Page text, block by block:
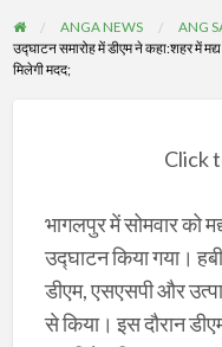
ANGA NEWS
ANG
उद्घाटन समारोह में डीएम ने कहा:शहर में
मिलेगी मदद;
Click
भागलपुर में सोमवार को
उद्घाटन किया गया।
डीएम, एसएसपी और
से किया। इस दौरान